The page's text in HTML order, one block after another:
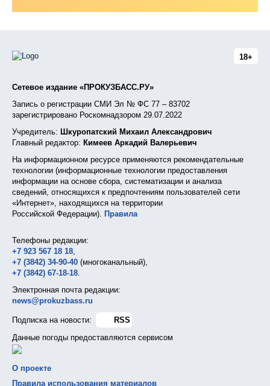
18+
Сетевое издание «ПРОКУЗБАСС.РУ»
Запись о регистрации СМИ Эл № ФС 77 – 83702
зарегистрировано Роскомнадзором 29.07.2022
Учредитель: Шкуропатский Михаил Александрович
Главный редактор: Кимеев Аркадий Валерьевич
На информационном ресурсе применяются рекомендательные
технологии (информационные технологии предоставления
информации на основе сбора, систематизации и анализа
сведений, относящихся к предпочтениям пользователей сети
«Интернет», находящихся на территории
Российской Федерации). Правила
Телефоны редакции:
+7 923 567 18 18,
+7 (3842) 34-90-40 (многоканальный),
+7 (3842) 67-18-18.
Электронная почта редакции:
news@prokuzbass.ru
Подписка на новости:
RSS
Данные погоды предоставляются сервисом
О проекте
Правила использования материалов